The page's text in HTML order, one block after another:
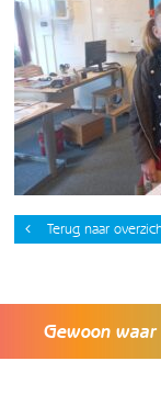
Terug naar
Gewoon